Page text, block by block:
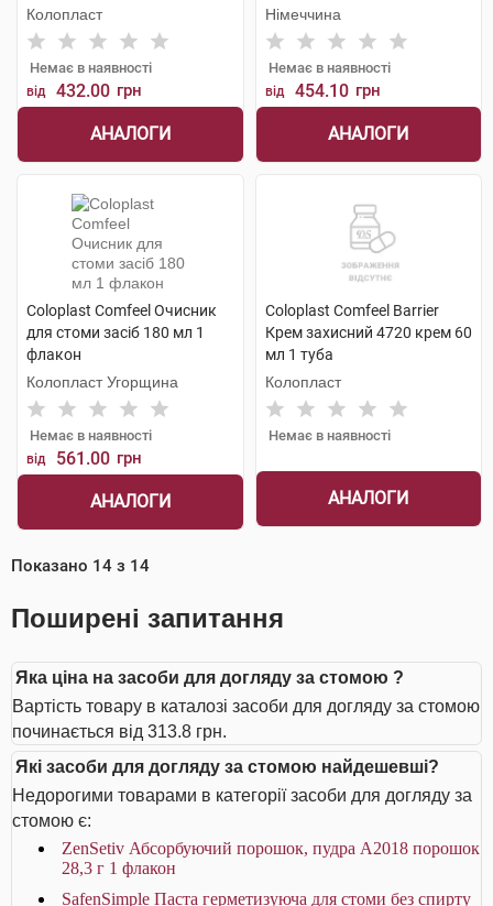
Колопласт
Немає в наявності
від 432.00 грн
АНАЛОГИ
флакон
Німеччина
Немає в наявності
від 454.10 грн
АНАЛОГИ
Coloplast Comfeel Очисник
для стоми засіб 180 мл 1
флакон
Колопласт Угорщина
Немає в наявності
від 561.00 грн
АНАЛОГИ
Coloplast Comfeel Barrier
Крем захисний 4720 крем 60
мл 1 туба
Колопласт
Немає в наявності
АНАЛОГИ
Показано 14 з 14
Поширені запитання
Яка ціна на засоби для догляду за стомою ?
Вартість товару в каталозі засоби для догляду за стомою
починається від 313.8 грн.
Які засоби для догляду за стомою найдешевші?
Недорогими товарами в категорії засоби для догляду за
стомою є:
ZenSetiv Абсорбуючий порошок, пудра A2018 порошок
28,3 г 1 флакон
SafenSimple Паста герметизуюча для стоми без спирту